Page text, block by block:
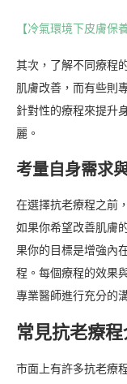
【冷氣環境下皮膚保
其次，了解不同療程
肌膚改善，而有些則
針對性的療程來提升
麗。
考量自身需求
在選擇抗老療程之前
如果你希望改善肌膚
果你的目標是增強內
程。每個療程的效果
專業醫師進行充分的
常見抗老療
市面上有許多抗老療